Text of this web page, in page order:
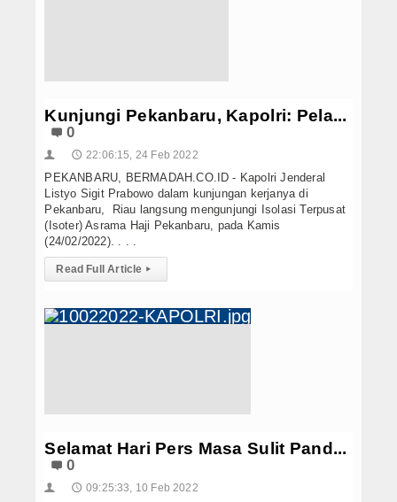
Kunjungi Pekanbaru, Kapolri: Pela...
0
👤 🕔 22:06:15, 24 Feb 2022
PEKANBARU, BERMADAH.CO.ID - Kapolri Jenderal
Listyo Sigit Prabowo dalam kunjungan kerjanya di
Pekanbaru, Riau langsung mengunjungi Isolasi Terpusat
(Isoter) Asrama Haji Pekanbaru, pada Kamis
(24/02/2022). . . .
Read Full Article ▸
Selamat Hari Pers Masa Sulit Pand...
0
👤 🕔 09:25:33, 10 Feb 2022